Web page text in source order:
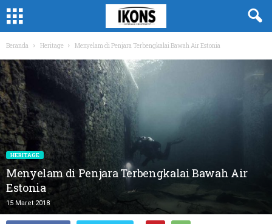
Beranda Heritage Menyelam di Penjara Terbengkalai Bawah Air Estonia
HERITAGE
Menyelam di Penjara Terbengkalai Bawah Air
Estonia
15 Maret 2018